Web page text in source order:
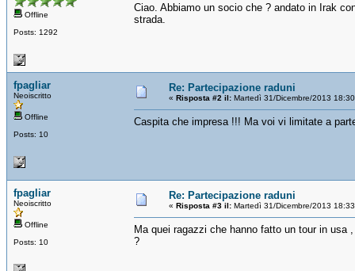
Offline
Posts: 1292
Ciao. Abbiamo un socio che ? andato in Irak
strada.
fpagliar
Neoiscritto
Offline
Posts: 10
Re: Partecipazione raduni
« Risposta #2 il: Martedì 31/Dicembre/2013
Caspita che impresa !!! Ma voi vi limitate a
fpagliar
Neoiscritto
Offline
Posts: 10
Re: Partecipazione raduni
« Risposta #3 il: Martedì 31/Dicembre/2013
Ma quei ragazzi che hanno fatto un tour in usa
?